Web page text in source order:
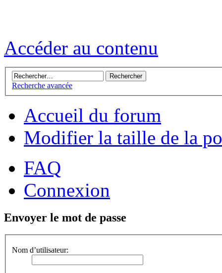
Accéder au contenu
Recherche avancée
Accueil du forum
Modifier la taille de la
FAQ
Connexion
Envoyer le mot de passe
Nom d’utilisateur: